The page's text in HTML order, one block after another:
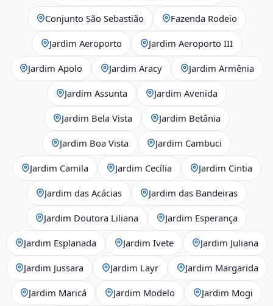
Conjunto São Sebastião Fazenda Rodeio
Jardim Aeroporto Jardim Aeroporto III
Jardim Apolo Jardim Aracy Jardim Armênia
Jardim Assunta Jardim Avenida
Jardim Bela Vista Jardim Betânia
Jardim Boa Vista Jardim Cambuci
Jardim Camila Jardim Cecília Jardim Cintia
Jardim das Acácias Jardim das Bandeiras
Jardim Doutora Liliana Jardim Esperança
Jardim Esplanada Jardim Ivete Jardim Juliana
Jardim Jussara Jardim Layr Jardim Margarida
Jardim Maricá Jardim Modelo Jardim Mogi